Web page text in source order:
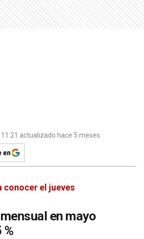
actualizado hace 5 meses
en
conocer el jueves
en mayo